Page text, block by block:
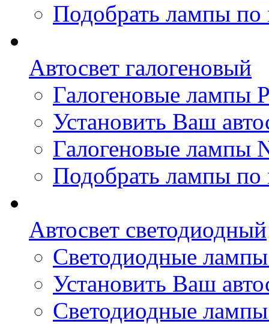
Подобрать лампы по
Автосвет галогеновый
Галогеновые лампы
Установить Ваш
Галогеновые лампы
Подобрать лампы по
Автосвет светодиодный
Светодиодные
Установить Ваш
Светодиодные